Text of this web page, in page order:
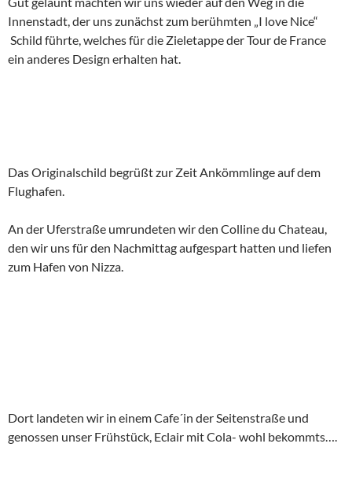
Innenstadt, der uns zunächst zum berühmten „I love Nice“
Schild führte, welches für die Zieletappe der Tour de France
ein anderes Design erhalten hat.
Das Originalschild begrüßt zur Zeit Ankömmlinge auf dem
Flughafen.
An der Uferstraße umrundeten wir den Colline du Chateau,
den wir uns für den Nachmittag aufgespart hatten und liefen
zum Hafen von Nizza.
Dort landeten wir in einem Cafe´in der Seitenstraße und
genossen unser Frühstück, Eclair mit Cola- wohl bekommts….